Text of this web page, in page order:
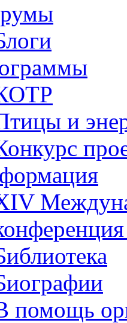
и
помощь